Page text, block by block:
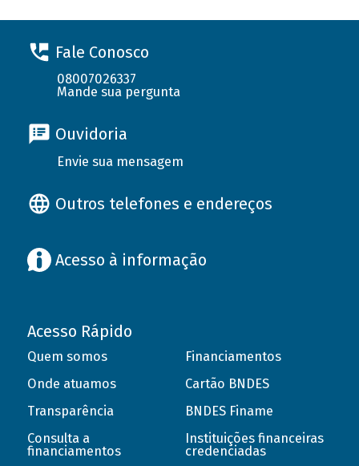
Fale Conosco
08007026337
Mande sua pergunta
Ouvidoria
Envie sua mensagem
Outros telefones e endereços
Acesso à informação
Acesso Rápido
Quem somos
Onde atuamos
Transparência
Consulta a
financiamentos
Financiamentos
Cartão BNDES
BNDES Finame
Instituições financeiras
credenciadas